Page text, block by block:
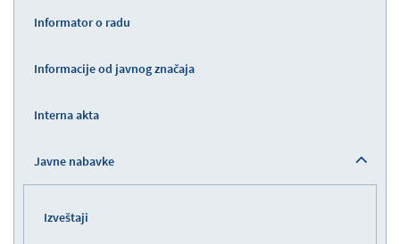
Informator o radu
Informacije od javnog značaja
Interna akta
Javne nabavke
Izveštaji